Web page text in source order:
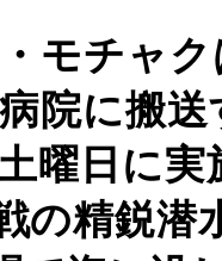
モチャ
院に搬
曜日に
の精鋭潜